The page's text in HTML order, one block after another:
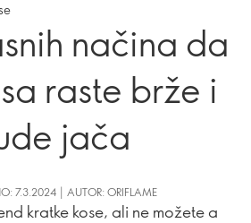
načina da
raste brže i
jača
7.3.2024 | AUTOR: ORIFLAME
kratke kose, ali ne možete a